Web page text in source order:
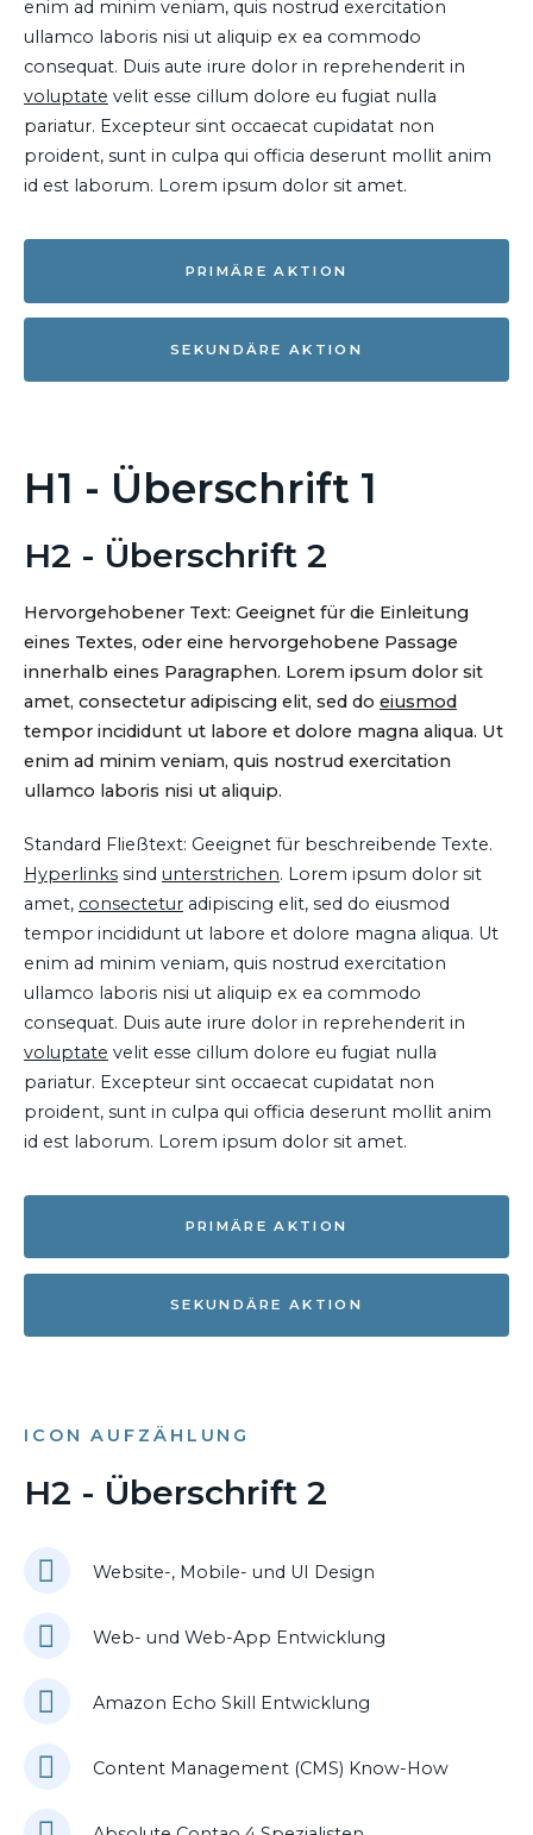
enim ad minim veniam, quis nostrud exercitation
ullamco laboris nisi ut aliquip ex ea commodo
consequat. Duis aute irure dolor in reprehenderit in
voluptate velit esse cillum dolore eu fugiat nulla
pariatur. Excepteur sint occaecat cupidatat non
proident, sunt in culpa qui officia deserunt mollit anim
id est laborum. Lorem ipsum dolor sit amet.
PRIMÄRE AKTION
SEKUNDÄRE AKTION
H1 - Überschrift 1
H2 - Überschrift 2
Hervorgehobener Text: Geeignet für die Einleitung
eines Textes, oder eine hervorgehobene Passage
innerhalb eines Paragraphen. Lorem ipsum dolor sit
amet, consectetur adipiscing elit, sed do eiusmod
tempor incididunt ut labore et dolore magna aliqua. Ut
enim ad minim veniam, quis nostrud exercitation
ullamco laboris nisi ut aliquip.
Standard Fließtext: Geeignet für beschreibende Texte.
Hyperlinks sind unterstrichen. Lorem ipsum dolor sit
amet, consectetur adipiscing elit, sed do eiusmod
tempor incididunt ut labore et dolore magna aliqua. Ut
enim ad minim veniam, quis nostrud exercitation
ullamco laboris nisi ut aliquip ex ea commodo
consequat. Duis aute irure dolor in reprehenderit in
voluptate velit esse cillum dolore eu fugiat nulla
pariatur. Excepteur sint occaecat cupidatat non
proident, sunt in culpa qui officia deserunt mollit anim
id est laborum. Lorem ipsum dolor sit amet.
PRIMÄRE AKTION
SEKUNDÄRE AKTION
ICON AUFZÄHLUNG
H2 - Überschrift 2
Website-, Mobile- und UI Design
Web- und Web-App Entwicklung
Amazon Echo Skill Entwicklung
Content Management (CMS) Know-How